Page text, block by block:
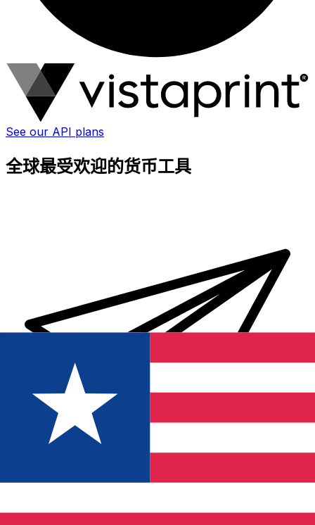
See our API plans
全球最受欢迎的货币工具